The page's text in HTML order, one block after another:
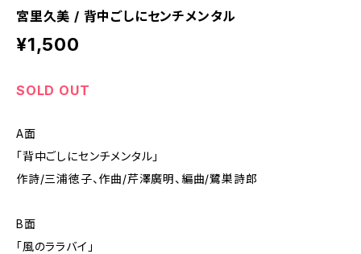
宮里久美 / 背中ごしにセンチメンタル
¥1,500
SOLD OUT
A面
「背中ごしにセンチメンタル」
作詩/三浦徳子、作曲/芹澤廣明、編曲/鷺巣詩郎
B面
「風のララバイ」